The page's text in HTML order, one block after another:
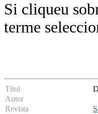
Si cliqueu
terme
Títol
Autor
Revista